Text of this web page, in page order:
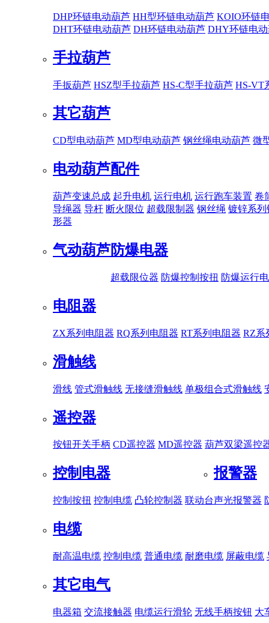
DHP环链电动葫芦 HH型环链电动葫芦 KOIO环链
DHT环链电动葫芦 DH环链电动葫芦 DHY环链电
手拉葫芦
手扳葫芦 HSZ型手拉葫芦 HS-C型手拉葫芦 HS-VT
其它葫芦
CD型电动葫芦 MD型电动葫芦 钢丝绳电动葫芦 微
电动葫芦配件
葫芦变速总成 起升电机 运行电机 运行跑车装置 卷
导绳器 导杆 断火限位 超载限制器 钢丝绳 镀锌系列
形器
气动葫芦防爆电器
超载限位器 防爆控制按扭 防爆运行
电阻器
ZX系列电阻器 RQ系列电阻器 RT系列电阻器 RZ系
滑触线
滑线 管式滑触线 无接缝滑触线 单极组合式滑触线
遥控器
按钮开关手柄 CD遥控器 MD遥控器 葫芦双梁遥控
控制电器
控制按扭 控制电缆 凸轮控制器 联动台
报警器
声光报警器
电缆
耐高温电缆 控制电缆 普通电缆 耐磨电缆 屏蔽电缆
其它电气
电器箱 交流接触器 电缆运行滑轮 无线手柄按钮 大